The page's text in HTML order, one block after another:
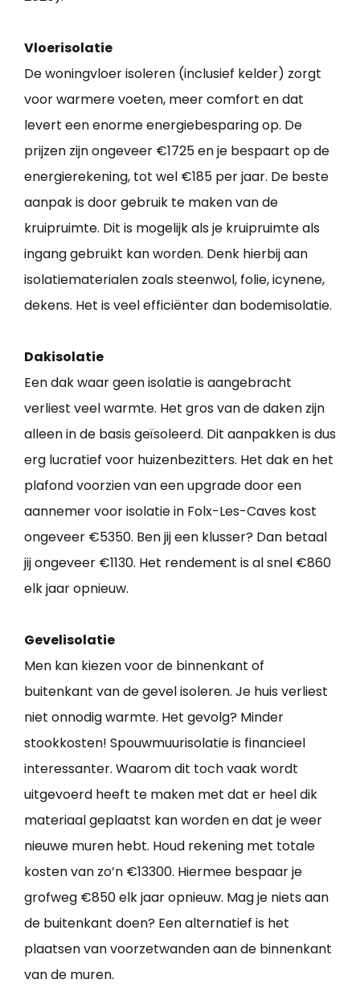
Vloerisolatie
De woningvloer isoleren (inclusief kelder) zorgt
voor warmere voeten, meer comfort en dat
levert een enorme energiebesparing op. De
prijzen zijn ongeveer €1725 en je bespaart op de
energierekening, tot wel €185 per jaar. De beste
aanpak is door gebruik te maken van de
kruipruimte. Dit is mogelijk als je kruipruimte als
ingang gebruikt kan worden. Denk hierbij aan
isolatiematerialen zoals steenwol, folie, icynene,
dekens. Het is veel efficiënter dan bodemisolatie.
Dakisolatie
Een dak waar geen isolatie is aangebracht
verliest veel warmte. Het gros van de daken zijn
alleen in de basis geïsoleerd. Dit aanpakken is dus
erg lucratief voor huizenbezitters. Het dak en het
plafond voorzien van een upgrade door een
aannemer voor isolatie in Folx-Les-Caves kost
ongeveer €5350. Ben jij een klusser? Dan betaal
jij ongeveer €1130. Het rendement is al snel €860
elk jaar opnieuw.
Gevelisolatie
Men kan kiezen voor de binnenkant of
buitenkant van de gevel isoleren. Je huis verliest
niet onnodig warmte. Het gevolg? Minder
stookkosten! Spouwmuurisolatie is financieel
interessanter. Waarom dit toch vaak wordt
uitgevoerd heeft te maken met dat er heel dik
materiaal geplaatst kan worden en dat je weer
nieuwe muren hebt. Houd rekening met totale
kosten van zo’n €13300. Hiermee bespaar je
grofweg €850 elk jaar opnieuw. Mag je niets aan
de buitenkant doen? Een alternatief is het
plaatsen van voorzetwanden aan de binnenkant
van de muren.